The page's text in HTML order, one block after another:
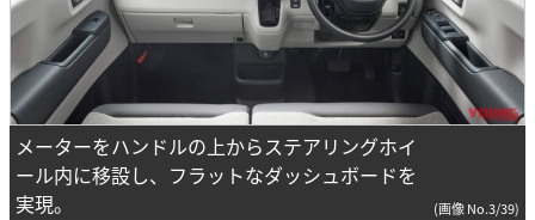
メーターをハンドルの上からステアリングホイ
ール内に移設し、フラットなダッシュボードを
実現。
(画像 No.3/39)